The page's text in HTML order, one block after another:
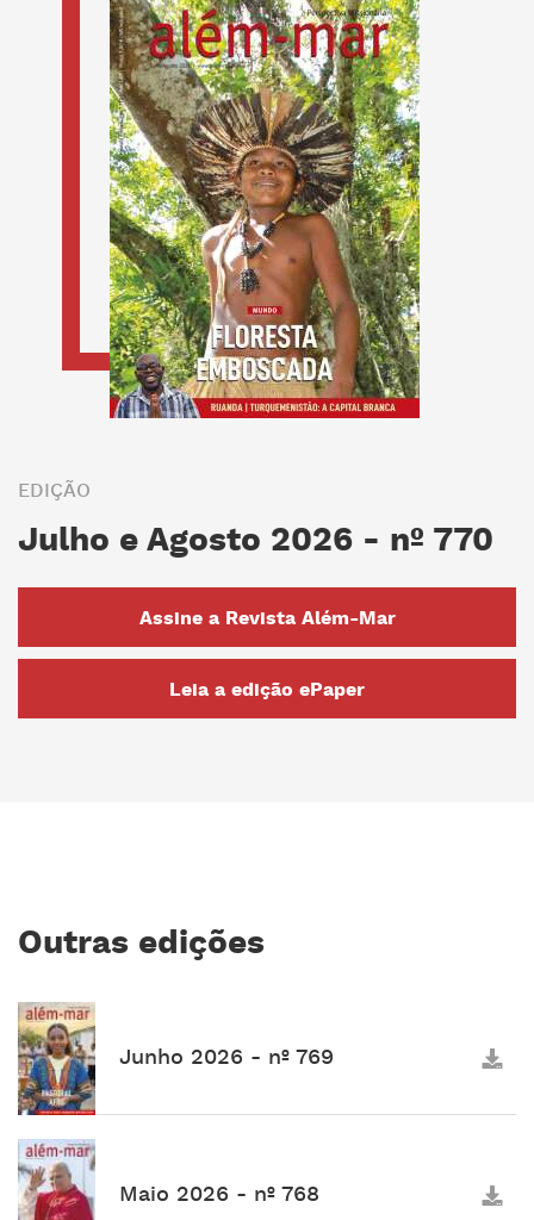
EDIÇÃO
Julho e Agosto 2026 - nº 770
Assine a Revista Além-Mar
Leia a edição ePaper
Outras edições
Junho 2026 - nº 769
Maio 2026 - nº 768